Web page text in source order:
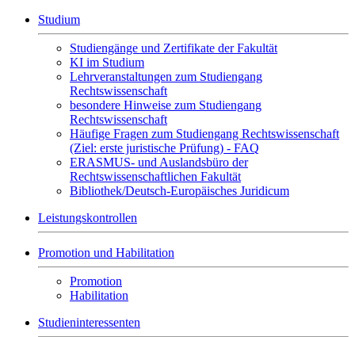
Studium
Studiengänge und Zertifikate der Fakultät
KI im Studium
Lehrveranstaltungen zum Studiengang
Rechtswissenschaft
besondere Hinweise zum Studiengang
Rechtswissenschaft
Häufige Fragen zum Studiengang Rechtswissenschaft
(Ziel: erste juristische Prüfung) - FAQ
ERASMUS- und Auslandsbüro der
Rechtswissenschaftlichen Fakultät
Bibliothek/Deutsch-Europäisches Juridicum
Leistungskontrollen
Promotion und Habilitation
Promotion
Habilitation
Studieninteressenten